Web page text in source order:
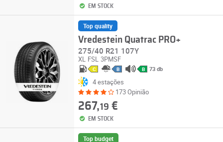
EM STOCK
Top quality
Vredestein Quatrac PRO+
275/40 R21 107Y
XL FSL 3PMSF
C B B 73 db
4 estações
173 Opinião
267,19 €
EM STOCK
Top budget